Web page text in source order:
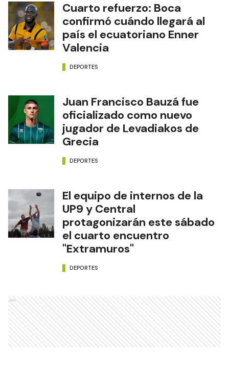
Cuarto refuerzo: Boca
confirmó cuándo llegará al
país el ecuatoriano Enner
Valencia
DEPORTES
Juan Francisco Bauzá fue
oficializado como nuevo
jugador de Levadiakos de
Grecia
DEPORTES
El equipo de internos de la
UP9 y Central
protagonizarán este sábado
el cuarto encuentro
"Extramuros"
DEPORTES
Ads